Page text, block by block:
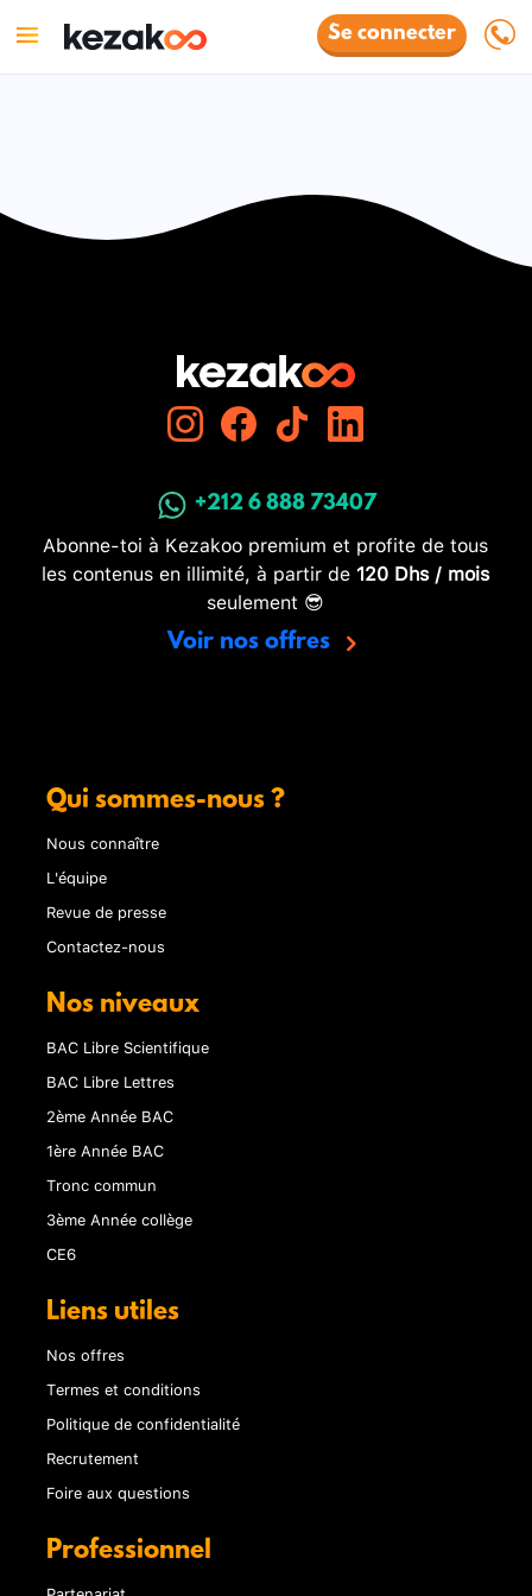
Se connecter
+212 6 888 73407
Abonne-toi à Kezakoo premium et profite de tous
les contenus en illimité, à partir de 120 Dhs / mois
seulement 😎
Voir nos offres
Qui sommes-nous ?
Nous connaître
L'équipe
Revue de presse
Contactez-nous
Nos niveaux
BAC Libre Scientifique
BAC Libre Lettres
2ème Année BAC
1ère Année BAC
Tronc commun
3ème Année collège
CE6
Liens utiles
Nos offres
Termes et conditions
Politique de confidentialité
Recrutement
Foire aux questions
Professionnel